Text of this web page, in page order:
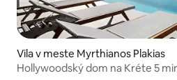
Vila v meste Myrthianos Plakias
Hollywoodský dom na Kréte 5